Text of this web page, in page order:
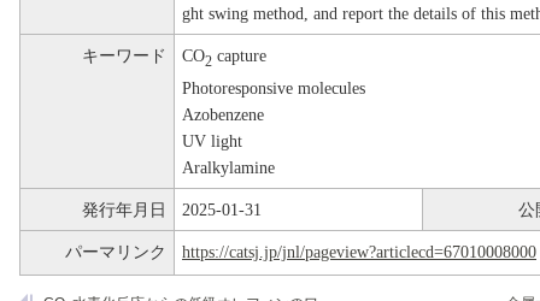
ght swing method, and report the details of this
キーワード CO2 capture
Photoresponsive molecules
Azobenzene
UV light
Aralkylamine
発行年月日 2025-01-31 公
パーマリンク https://catsj.jp/jnl/pageview?articlecd=67010008000